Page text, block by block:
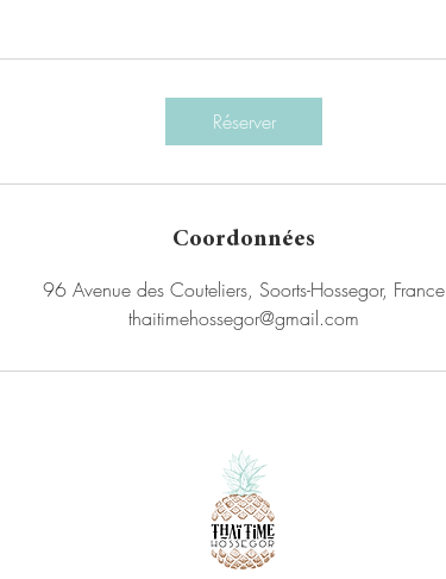
Réserver
Coordonnées
96 Avenue des Couteliers, Soorts-Hossegor, France
thaitimehossegor@gmail.com